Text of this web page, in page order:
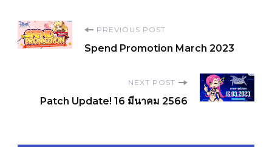
Post
PREVIOUS POST
Spend Promotion March 2023
NEXT POST
Patch Update! 16 มีนาคม 2566